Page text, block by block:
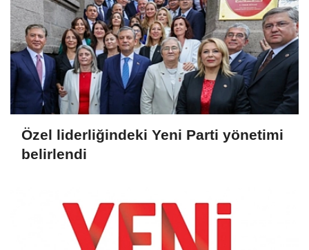
Özel liderliğindeki Yeni Parti yönetimi
belirlendi